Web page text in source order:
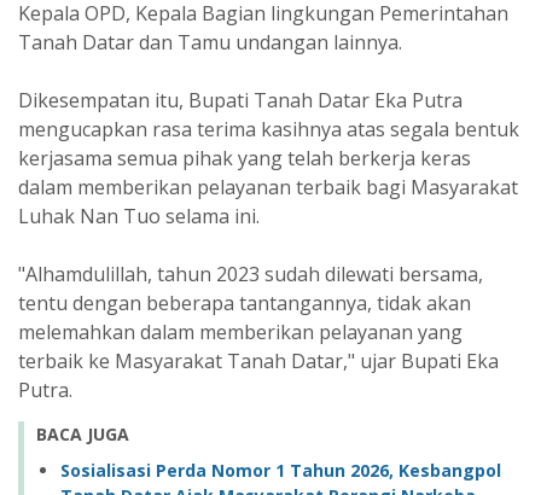
Kepala OPD, Kepala Bagian lingkungan Pemerintahan
Tanah Datar dan Tamu undangan lainnya.
Dikesempatan itu, Bupati Tanah Datar Eka Putra
mengucapkan rasa terima kasihnya atas segala bentuk
kerjasama semua pihak yang telah berkerja keras
dalam memberikan pelayanan terbaik bagi Masyarakat
Luhak Nan Tuo selama ini.
"Alhamdulillah, tahun 2023 sudah dilewati bersama,
tentu dengan beberapa tantangannya, tidak akan
melemahkan dalam memberikan pelayanan yang
terbaik ke Masyarakat Tanah Datar," ujar Bupati Eka
Putra.
BACA JUGA
Sosialisasi Perda Nomor 1 Tahun 2026, Kesbangpol